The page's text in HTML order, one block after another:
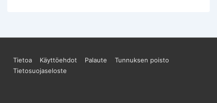
Sivun
Tietoa Käyttöehdot Palaute
Tunnuksen poisto
Tietosuojaseloste